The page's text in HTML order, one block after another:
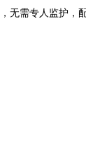
无需专人监护，